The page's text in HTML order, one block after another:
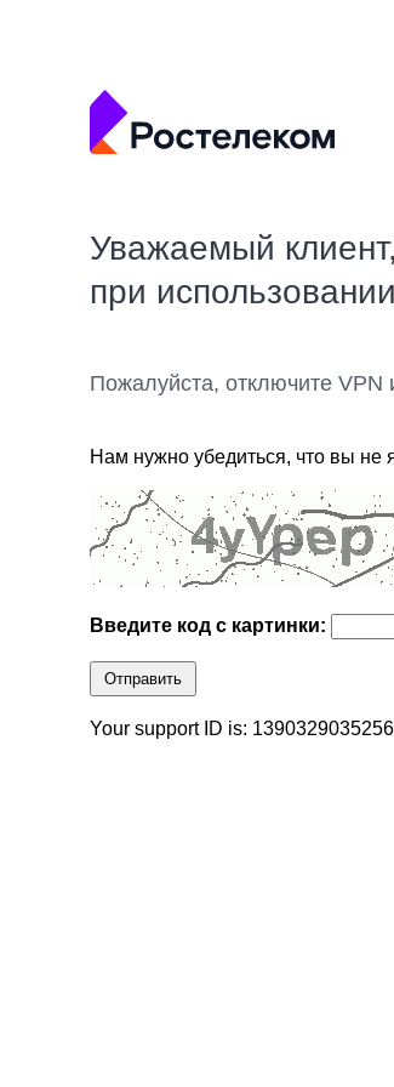
Уважаемый
при
Пожалуйста, отключите
Нам нужно убедиться, что вы не
Введите код с картинки:
Отправить
Your support ID is: